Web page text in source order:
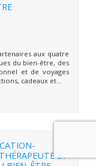
aux quatre
du bien-être, des
et de voyages
cadeaux et...
ET